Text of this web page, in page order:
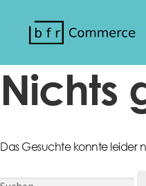
Nichts
Das Gesuchte konnte leider